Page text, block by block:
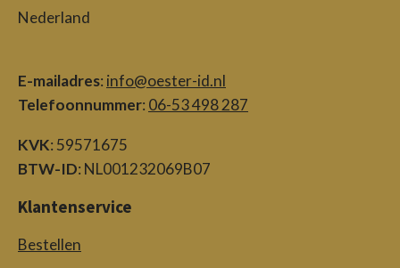
Nederland
E-mailadres: info@oester-id.nl
Telefoonnummer: 06-53 498 287
KVK: 59571675
BTW-ID: NL001232069B07
Klantenservice
Bestellen